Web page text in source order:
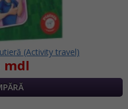
(Activity travel)
mdl